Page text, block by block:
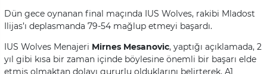
Dün gece oynanan final maçında IUS Wolves, rakibi Mladost
Ilijas’ı deplasmanda 79-54 mağlup etmeyi başardı.
IUS Wolves Menajeri Mirnes Mesanovic, yaptığı açıklamada, 2
yıl gibi kısa bir zaman içinde böylesine önemli bir başarı elde
etmiş olmaktan dolayı gururlu olduklarını belirterek, A1